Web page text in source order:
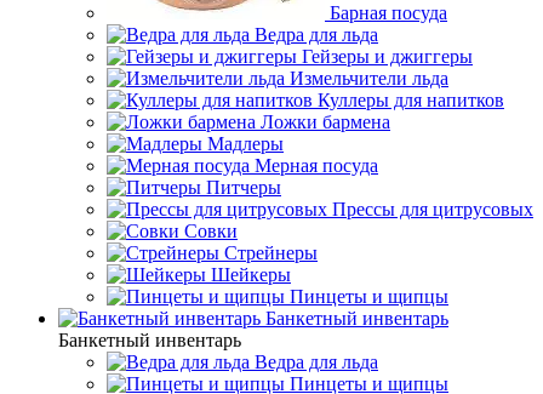
Барная посуда
Ведра для льда
Гейзеры и джиггеры
Измельчители льда
Куллеры для напитков
Ложки бармена
Мадлеры
Мерная посуда
Питчеры
Прессы для цитрусовых
Совки
Стрейнеры
Шейкеры
Пинцеты и щипцы
Банкетный инвентарь
Банкетный инвентарь
Ведра для льда
Пинцеты и щипцы